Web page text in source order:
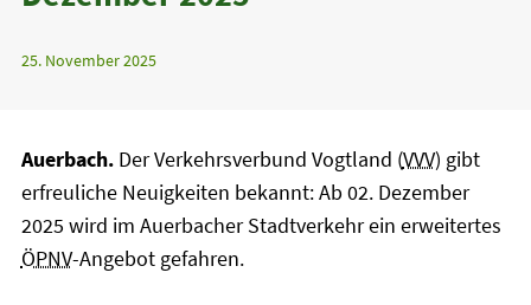
25. November 2025
Auerbach. Der Verkehrsverbund Vogtland (VVV) gibt
erfreuliche Neuigkeiten bekannt: Ab 02. Dezember
2025 wird im Auerbacher Stadtverkehr ein erweitertes
ÖPNV-Angebot gefahren.